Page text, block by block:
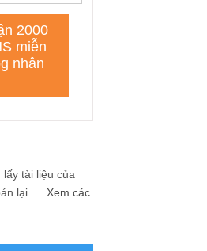
tài liệu của
lại .... Xem các